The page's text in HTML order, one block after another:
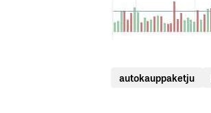
autokauppaketju